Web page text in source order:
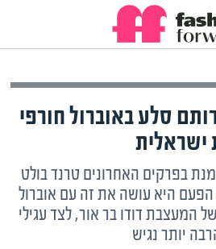
סלע באוברול חורפי
בפרקים האחרונים טרנד בולט
היא עושה את זה עם אוברול
המעצבת דודו בר אור, לצד עגילי
יותר נגיש